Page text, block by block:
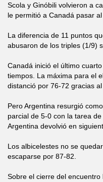
Scola y Ginóbili volvieron a
le permitió a Canadá pasar
La diferencia de 11 puntos
abusaron de los triples (1/9)
Canadá inició el último
tiempos. La máxima para el
distanció por 76-72 gracias
Pero Argentina resurgió
parcial de 5-0 con la tarea
Argentina devolvió en
Los albicelestes no se
escaparse por 87-82.
Sobre el cierre del